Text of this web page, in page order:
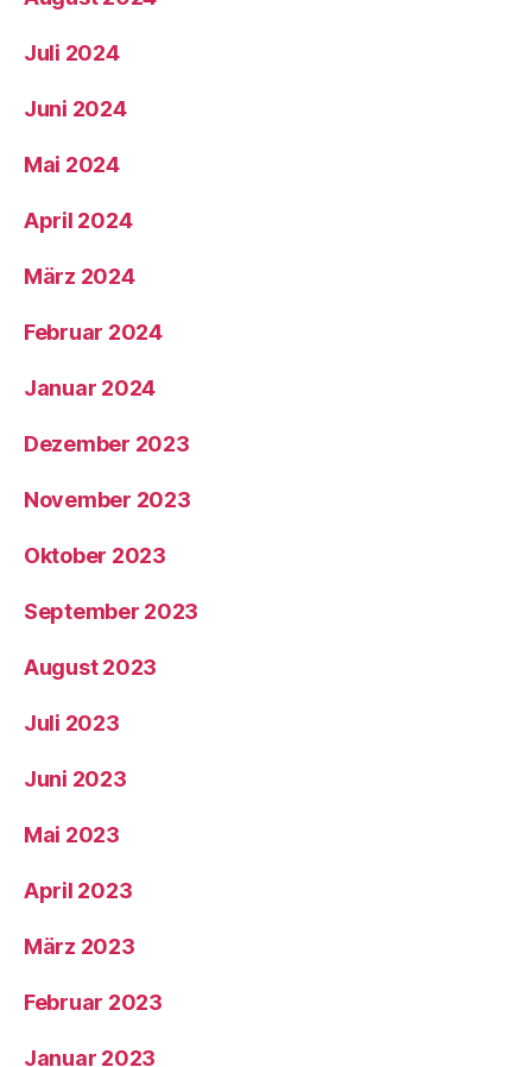
Juli 2024
Juni 2024
Mai 2024
April 2024
März 2024
Februar 2024
Januar 2024
Dezember 2023
November 2023
Oktober 2023
September 2023
August 2023
Juli 2023
Juni 2023
Mai 2023
April 2023
März 2023
Februar 2023
Januar 2023